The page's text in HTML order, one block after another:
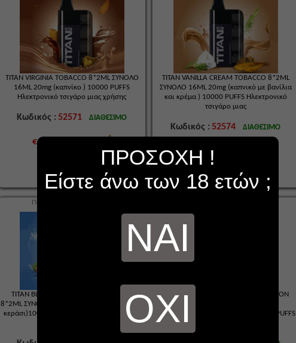
TITAN VIRGINIA TOBACCO 8*2ML ΣΥΝΟΛΟ
16ML 20mg (καπνίκο ) 10000 PUFFS
Ηλεκτρονικό τσιγάρο μιας χρήσης
Κωδικός : 52571 ΔΙΑΘΕΣΙΜΟ
€ 19,90
TITAN VANILLA CREAM TOBACCO 8*2ML
ΣΥΝΟΛΟ 16ML 20mg (καπνικό με βανίλια
και κρέμα ) 10000 PUFFS Ηλεκτρονικό
τσιγάρο μιας
Κωδικός : 52574 ΔΙΑΘΕΣΙΜΟ
€ 19,90
TITAN BLUEBERRY CHERRY CRANBERRY
8*2ML ΣΥΝΟΛΟ 16ML 20mg (βατόμουρα και
κεράσι)10000 PUFFS Ηλεκτρονικό τσιγάρο
Πόντοι Ανταμοιβής : € 0,50
TITAN STRAWBERRY KIWI WATERMELON
(φράουλα,ακτινίδιο,καρπούζι)10000 PUFFS
Ηλεκτρονικό τσιγάρο μιας
ΠΡΟΣΟΧΗ !
Είστε άνω των 18 ετών ;
ΝΑΙ
ΟΧΙ